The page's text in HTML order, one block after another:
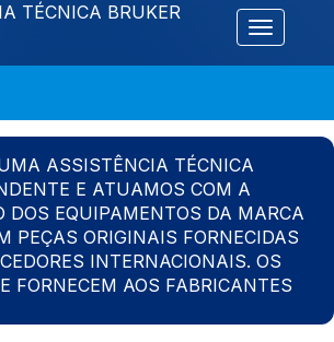
Alternar
ASSISTÊNCIA TÉCNICA
E ATUAMOS COM A
DOS EQUIPAMENTOS DA MARCA
PEÇAS ORIGINAIS FORNECIDAS
INTERNACIONAIS. OS
FORNECEM AOS FABRICANTES